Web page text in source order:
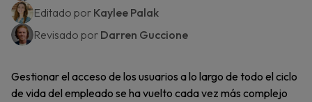
Editado por Kaylee Palak
Revisado por Darren Guccione
Gestionar el acceso de los usuarios a lo largo de todo el ciclo
de vida del empleado se ha vuelto cada vez más complejo